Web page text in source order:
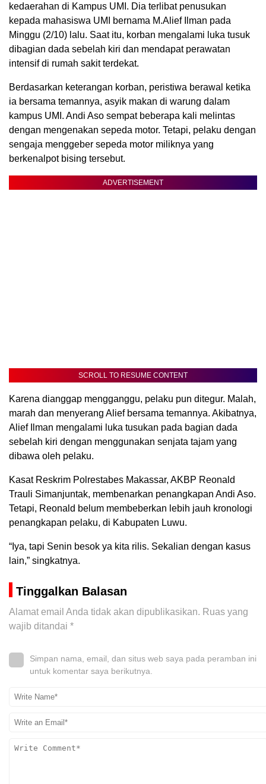
kedaerahan di Kampus UMI. Dia terlibat penusukan
kepada mahasiswa UMI bernama M.Alief Ilman pada
Minggu (2/10) lalu. Saat itu, korban mengalami luka tusuk
dibagian dada sebelah kiri dan mendapat perawatan
intensif di rumah sakit terdekat.
Berdasarkan keterangan korban, peristiwa berawal ketika
ia bersama temannya, asyik makan di warung dalam
kampus UMI. Andi Aso sempat beberapa kali melintas
dengan mengenakan sepeda motor. Tetapi, pelaku dengan
sengaja menggeber sepeda motor miliknya yang
berkenalpot bising tersebut.
ADVERTISEMENT
SCROLL TO RESUME CONTENT
Karena dianggap mengganggu, pelaku pun ditegur. Malah,
marah dan menyerang Alief bersama temannya. Akibatnya,
Alief Ilman mengalami luka tusukan pada bagian dada
sebelah kiri dengan menggunakan senjata tajam yang
dibawa oleh pelaku.
Kasat Reskrim Polrestabes Makassar, AKBP Reonald
Trauli Simanjuntak, membenarkan penangkapan Andi Aso.
Tetapi, Reonald belum membeberkan lebih jauh kronologi
penangkapan pelaku, di Kabupaten Luwu.
“Iya, tapi Senin besok ya kita rilis. Sekalian dengan kasus
lain,” singkatnya.
Tinggalkan Balasan
Alamat email Anda tidak akan dipublikasikan. Ruas yang
wajib ditandai *
Simpan nama, email, dan situs web saya pada peramban ini
untuk komentar saya berikutnya.